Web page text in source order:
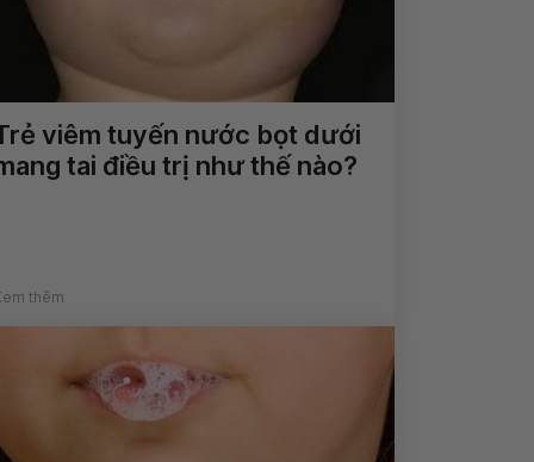
viêm tuyến nước bọt dưới
tai điều trị như thế nào?
thêm